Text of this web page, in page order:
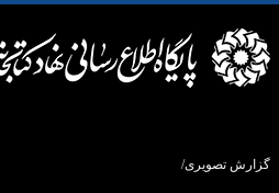
گزارش تصویری/